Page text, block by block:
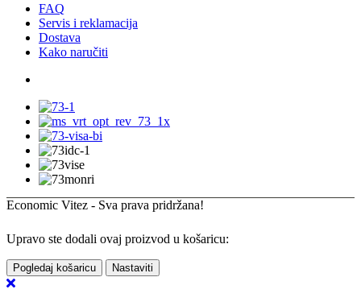
FAQ
Servis i reklamacija
Dostava
Kako naručiti
Economic Vitez - Sva prava pridržana!
Upravo ste dodali ovaj proizvod u košaricu:
Pogledaj košaricu Nastaviti